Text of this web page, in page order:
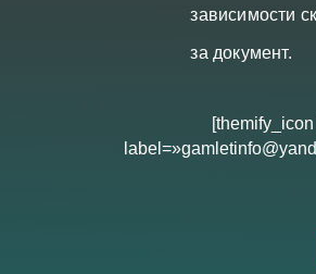
зависимости
за документ.